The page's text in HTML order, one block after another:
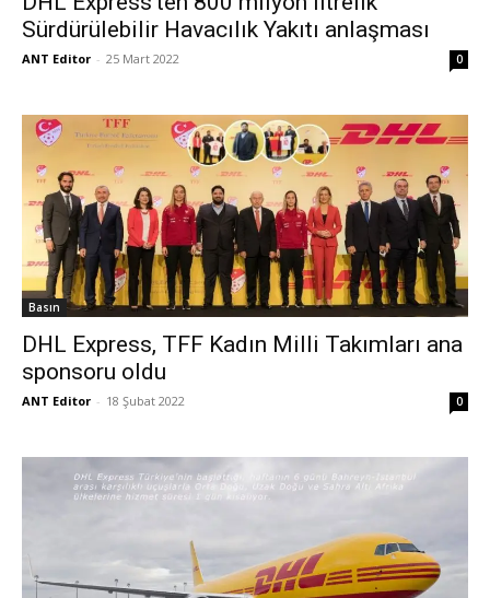
Sürdürülebilir Havacılık Yakıtı anlaşması
ANT Editor - 25 Mart 2022 0
Basın
DHL Express, TFF Kadın Milli Takımları ana
sponsoru oldu
ANT Editor - 18 Şubat 2022 0